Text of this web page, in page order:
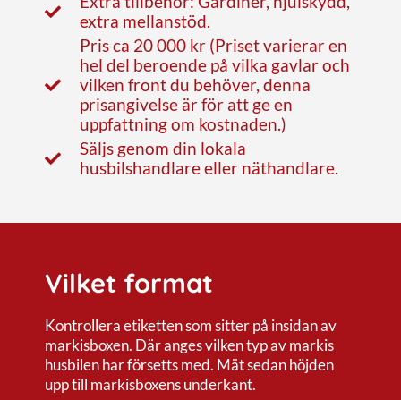
extra mellanstöd.
Pris ca 20 000 kr (Priset varierar en
hel del beroende på vilka gavlar och
vilken front du behöver, denna
prisangivelse är för att ge en
uppfattning om kostnaden.)
Säljs genom din lokala
husbilshandlare eller näthandlare.
Vilket format
Kontrollera etiketten som sitter på insidan av
markisboxen. Där anges vilken typ av markis
husbilen har försetts med. Mät sedan höjden
upp till markisboxens underkant.